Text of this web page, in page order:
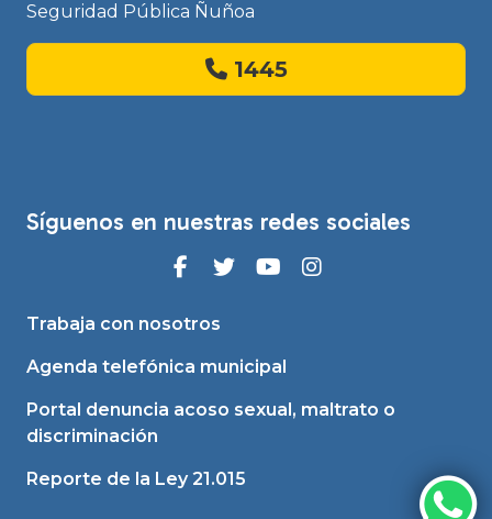
Seguridad Pública Ñuñoa
1445
Síguenos en nuestras redes sociales
Trabaja con nosotros
Agenda telefónica municipal
Portal denuncia acoso sexual, maltrato o
discriminación
Reporte de la Ley 21.015